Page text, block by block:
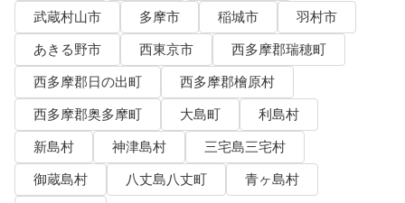
武蔵村山市
多摩市 稲城市
羽村市
あきる野市
西東京市
西多摩郡瑞穂町
西多摩郡日の出町
西多摩郡檜原村
西多摩郡奥多摩町
大島町
利島村
新島村
神津島村
三宅島三宅村
御蔵島村
八丈島八丈町
青ヶ島村